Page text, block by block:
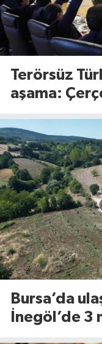
Terörsüz
aşama:
Bursa’da
İnegöl’de 3